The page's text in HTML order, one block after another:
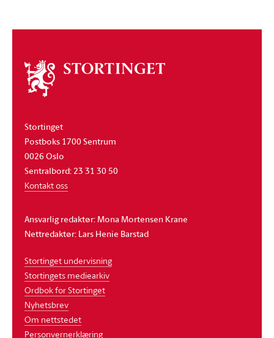
Om
stortinget
Stortinget
Postboks 1700 Sentrum
0026 Oslo
Sentralbord: 23 31 30 50
Kontakt oss
Ansvarlig redaktør: Mona Mortensen Krane
Nettredaktør: Lars Henie Barstad
Stortinget undervisning
Stortingets mediearkiv
Ordbok for Stortinget
Nyhetsbrev
Om nettstedet
Personvernerklæring